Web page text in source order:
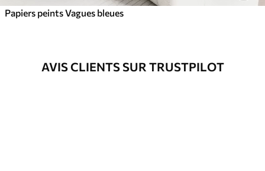
Papiers peints Vagues bleues
AVIS CLIENTS SUR TRUSTPILOT